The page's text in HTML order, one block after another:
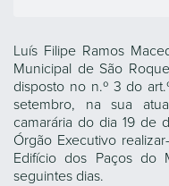
Luís Filipe Ramos
Municipal de São
disposto no n.º 3 do
setembro, na sua
camarária do dia 19 de
Órgão Executivo
Edifício dos Paços do
seguintes dias.